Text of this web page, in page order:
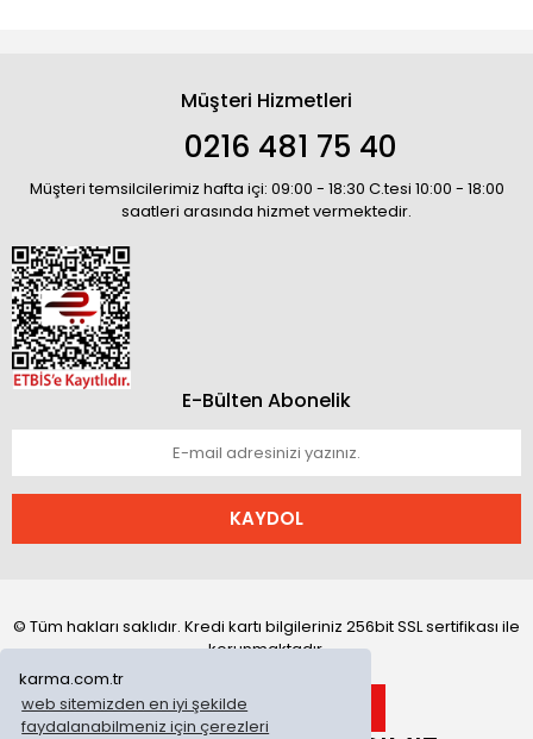
karma.com.tr
web sitemizden en iyi şekilde
faydalanabilmeniz için çerezleri
Müşteri Hizmetleri
0216 481 75 40
Müşteri temsilcilerimiz hafta içi: 09:00 - 18:30 C.tesi 10:00 - 18:00
saatleri arasında hizmet vermektedir.
E-Bülten Abonelik
KAYDOL
© Tüm hakları saklıdır. Kredi kartı bilgileriniz 256bit SSL sertifikası ile
korunmaktadır.